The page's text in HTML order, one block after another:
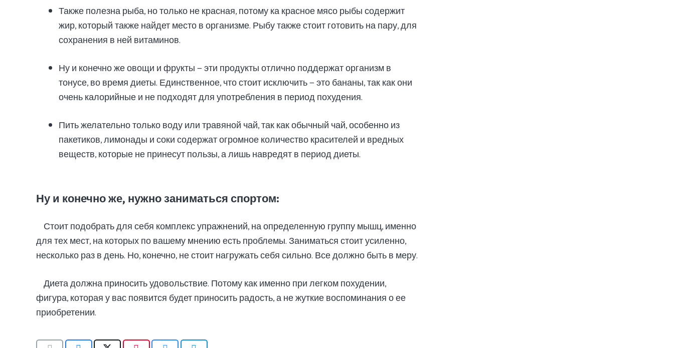
Также полезна рыба, но только не красная, потому ка красное мясо рыбы содержит
жир, который также найдет место в организме. Рыбу также стоит готовить на пару, для
сохранения в ней витаминов.
Ну и конечно же овощи и фрукты — эти продукты отлично поддержат организм в
тонусе, во время диеты. Единственное, что стоит исключить — это бананы, так как они
очень калорийные и не подходят для употребления в период похудения.
Пить желательно только воду или травяной чай, так как обычный чай, особенно из
пакетиков, лимонады и соки содержат огромное количество красителей и вредных
веществ, которые не принесут пользы, а лишь навредят в период диеты.
Ну и конечно же, нужно заниматься спортом:
Стоит подобрать для себя комплекс упражнений, на определенную группу мышц, именно
для тех мест, на которых по вашему мнению есть проблемы. Заниматься стоит усиленно,
несколько раз в день. Но, конечно, не стоит нагружать себя сильно. Все должно быть в меру.
Диета должна приносить удовольствие. Потому как именно при легком похудении,
фигура, которая у вас появится будет приносить радость, а не жуткие воспоминания о ее
приобретении.